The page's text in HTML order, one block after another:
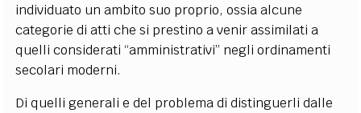
individuato un ambito suo proprio, ossia alcune
categorie di atti che si prestino a venir assimilati a
quelli considerati “amministrativi” negli ordinamenti
secolari moderni.
Di quelli generali e del problema di distinguerli dalle